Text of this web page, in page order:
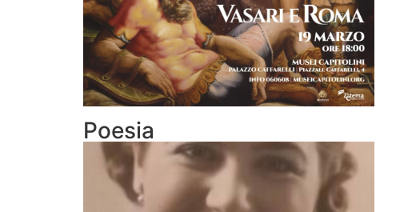
Poesia